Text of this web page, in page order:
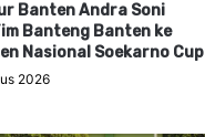
Banten Andra Soni
Banteng Banten ke
Nasional Soekarno Cup
2026